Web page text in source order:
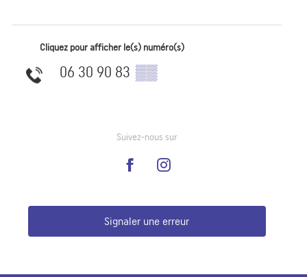
Cliquez pour afficher le(s) numéro(s)
06 30 90 83 ▒▒
Suivez-nous sur
Signaler une erreur